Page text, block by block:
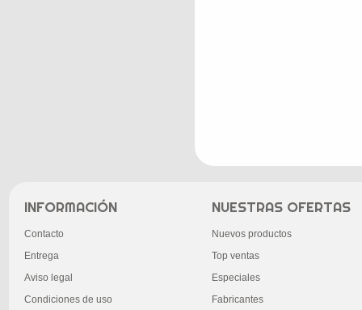
INFORMACIÓN
Contacto
Entrega
Aviso legal
Condiciones de uso
NUESTRAS OFERTAS
Nuevos productos
Top ventas
Especiales
Fabricantes